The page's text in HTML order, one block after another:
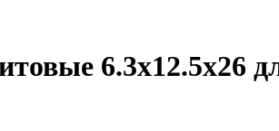
6.3х12.5х26